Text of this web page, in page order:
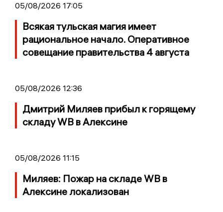
05/08/2026 17:05
Всякая тульская магия имеет
рациональное начало. Оперативное
совещание правительства 4 августа
05/08/2026 12:36
Дмитрий Миляев прибыл к горящему
складу WB в Алексине
05/08/2026 11:15
Миляев: Пожар на складе WB в
Алексине локализован